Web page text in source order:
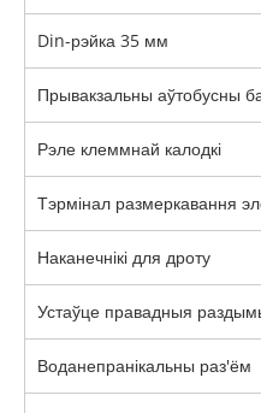
Din-рэйка 35 мм
Прывакзальны аўтобусны
Рэле клеммнай калодкі
Тэрмінал размеркавання
Наканечнікі для дроту
Устаўце правадныя
Воданепранікальны раз'ём